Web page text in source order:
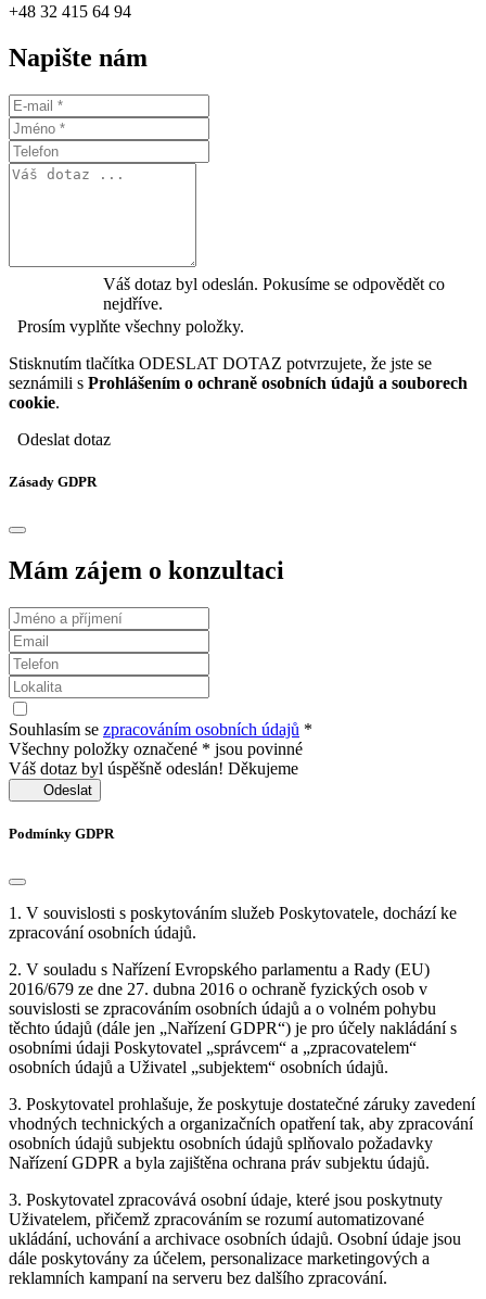
+48 32 415 64 94
Napište nám
Váš dotaz byl odeslán. Pokusíme se odpovědět co
nejdříve.
Prosím vyplňte všechny položky.
Stisknutím tlačítka ODESLAT DOTAZ potvrzujete, že jste se
seznámili s Prohlášením o ochraně osobních údajů a souborech
cookie.
Odeslat dotaz
Zásady GDPR
Mám zájem o konzultaci
Souhlasím se zpracováním osobních údajů *
Všechny položky označené * jsou povinné
Váš dotaz byl úspěšně odeslán! Děkujeme
Odeslat
Podmínky GDPR
1. V souvislosti s poskytováním služeb Poskytovatele, dochází ke
zpracování osobních údajů.
2. V souladu s Nařízení Evropského parlamentu a Rady (EU)
2016/679 ze dne 27. dubna 2016 o ochraně fyzických osob v
souvislosti se zpracováním osobních údajů a o volném pohybu
těchto údajů (dále jen „Nařízení GDPR“) je pro účely nakládání s
osobními údaji Poskytovatel „správcem“ a „zpracovatelem“
osobních údajů a Uživatel „subjektem“ osobních údajů.
3. Poskytovatel prohlašuje, že poskytuje dostatečné záruky zavedení
vhodných technických a organizačních opatření tak, aby zpracování
osobních údajů subjektu osobních údajů splňovalo požadavky
Nařízení GDPR a byla zajištěna ochrana práv subjektu údajů.
3. Poskytovatel zpracovává osobní údaje, které jsou poskytnuty
Uživatelem, přičemž zpracováním se rozumí automatizované
ukládání, uchování a archivace osobních údajů. Osobní údaje jsou
dále poskytovány za účelem, personalizace marketingových a
reklamních kampaní na serveru bez dalšího zpracování.